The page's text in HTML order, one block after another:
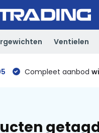
Ventielen
Compleet aanbod